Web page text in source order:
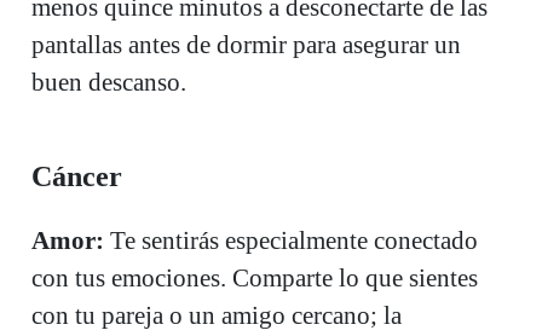
menos quince minutos a desconectarte de las
pantallas antes de dormir para asegurar un
buen descanso.
Cáncer
Amor: Te sentirás especialmente conectado
con tus emociones. Comparte lo que sientes
con tu pareja o un amigo cercano; la